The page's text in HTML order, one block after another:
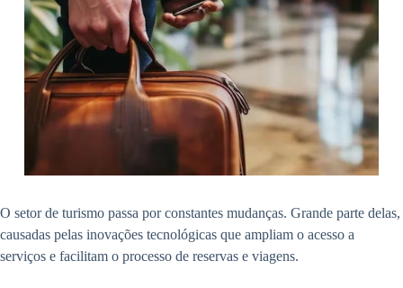
O setor de turismo passa por constantes mudanças. Grande parte delas,
causadas pelas inovações tecnológicas que ampliam o acesso a
serviços e facilitam o processo de reservas e viagens.